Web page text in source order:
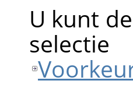
U kunt